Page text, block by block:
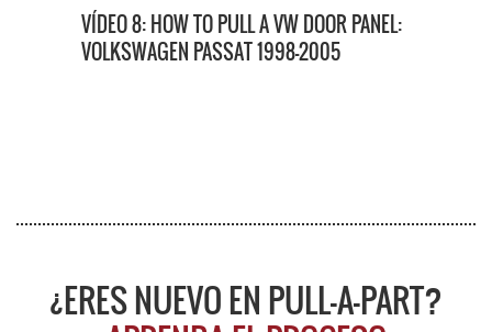
VÍDEO 8: HOW TO PULL A VW DOOR PANEL:
VOLKSWAGEN PASSAT 1998-2005
¿ERES NUEVO EN PULL-A-PART?